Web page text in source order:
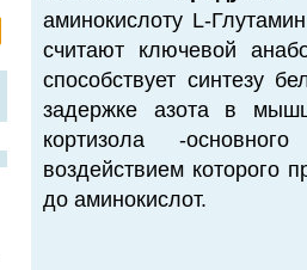
аминокислоту L-
считают ключевой
способствует синтезу
задержке азота в
кортизола -
воздействием которого
до аминокислот.